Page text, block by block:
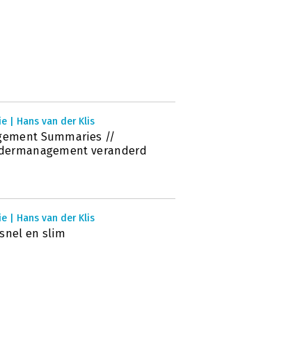
| Hans van der Klis
Summaries //
veranderd
| Hans van der Klis
en slim